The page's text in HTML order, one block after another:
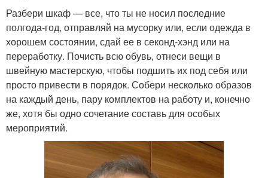
Разбери шкаф — все, что ты не носил последние
полгода-год, отправляй на мусорку или, если одежда в
хорошем состоянии, сдай ее в секонд-хэнд или на
переработку. Почисть всю обувь, отнеси вещи в
швейную мастерскую, чтобы подшить их под себя или
просто привести в порядок. Собери несколько образов
на каждый день, пару комплектов на работу и, конечно
же, хотя бы одно сочетание составь для особых
мероприятий.